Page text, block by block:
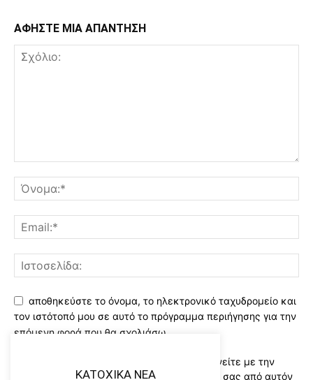
ΑΦΗΣΤΕ ΜΙΑ ΑΠΑΝΤΗΣΗ
αποθηκεύστε το όνομα, το ηλεκτρονικό ταχυδρομείο και
τον ιστότοπό μου σε αυτό το πρόγραμμα περιήγησης για την
επόμενη φορά που θα σχολιάσω.
Χρησιμοποιώντας αυτό το έντυπο συμφωνείτε με την
αποθήκευση και χειρισμό των δεδομένων σας από αυτόν
KATOXIKA NEA